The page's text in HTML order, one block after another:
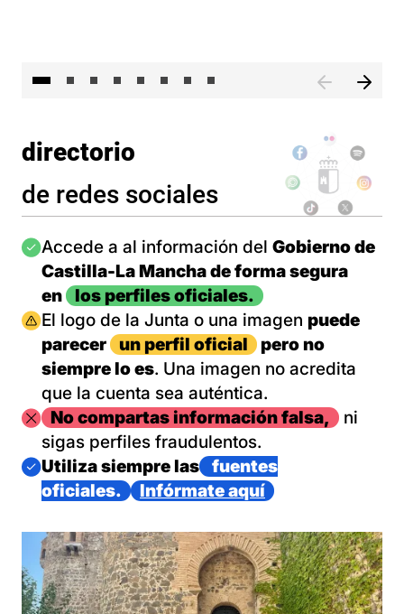
directorio
de redes sociales
Imagen
Accede a al información del Gobierno de
Castilla-La Mancha de forma segura
en
los perfiles oficiales.
Imagen
El logo de la Junta o una imagen puede
parecer
un perfil oficial
pero no
siempre lo es. Una imagen no acredita
que la cuenta sea auténtica.
ImagenNo compartas información falsa,
ni
sigas perfiles fraudulentos.
Imagen
Utiliza siempre las
fuentes
oficiales.
Infórmate aquí